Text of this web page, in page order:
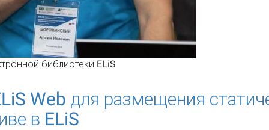
библиотеки ELiS​
Web для размещения
в ELiS